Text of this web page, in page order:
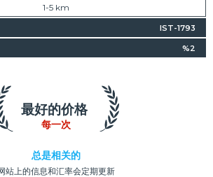
1-5 km
IST-1793
%2
每一次
最好的价格
总是相关的
站上的信息和汇率会定期更新